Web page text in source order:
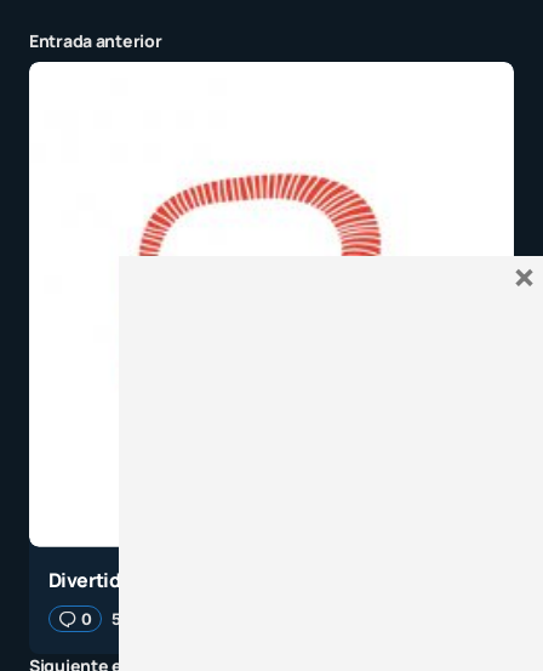
Entrada anterior
Divertidas dinámicas de navidad online
0 5 diciembre, 2021
Siguiente entrada
×